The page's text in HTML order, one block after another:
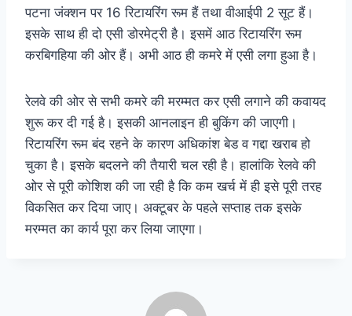
पटना जंक्शन पर 16 रिटायरिंग रूम हैं तथा वीआईपी 2 सूट हैं।
इसके साथ ही दो एसी डोरमेट्री है। इसमें आठ रिटायरिंग रूम
करबिगहिया की ओर हैं। अभी आठ ही कमरे में एसी लगा हुआ है।
रेलवे की ओर से सभी कमरे की मरम्मत कर एसी लगाने की कवायद
शुरू कर दी गई है। इसकी आनलाइन ही बुकिंग की जाएगी।
रिटायरिंग रूम बंद रहने के कारण अधिकांश बेड व गद्दा खराब हो
चुका है। इसके बदलने की तैयारी चल रही है। हालांकि रेलवे की
ओर से पूरी कोशिश की जा रही है कि कम खर्च में ही इसे पूरी तरह
विकसित कर दिया जाए। अक्टूबर के पहले सप्ताह तक इसके
मरम्मत का कार्य पूरा कर लिया जाएगा।